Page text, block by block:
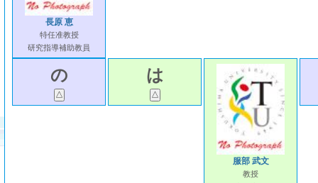
長原 恵
特任准教授
研究指導補助教員
の は
服部 武文
教授